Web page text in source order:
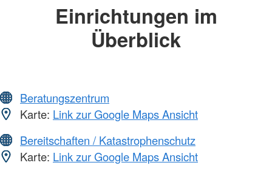
Einrichtungen im
Überblick
Beratungszentrum
Karte: Link zur Google Maps Ansicht
Bereitschaften / Katastrophenschutz
Karte: Link zur Google Maps Ansicht